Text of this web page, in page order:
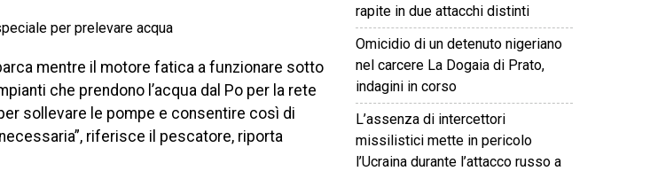
mentre il motore fatica a funzionare sotto
che prendono l’acqua dal Po per la rete
sollevare le pompe e consentire così di
necessaria”, riferisce il pescatore, riporta
rapite in due attacchi distinti
Omicidio di un detenuto nigeriano
nel carcere La Dogaia di Prato,
indagini in corso
L’assenza di intercettori
missilistici mette in pericolo
l’Ucraina durante l’attacco russo a